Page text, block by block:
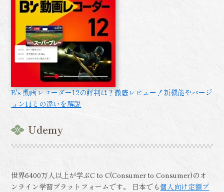
B's 動画レコーダー12の評判は？徹底レビュー！新機能やバージ
ョン11との違いを解説
Udemy
世界6400万人以上が学ぶC to C(Consumer to Consumer)のオ
ンライン学習プラットフォームです。 日本でも個人向け定額プ